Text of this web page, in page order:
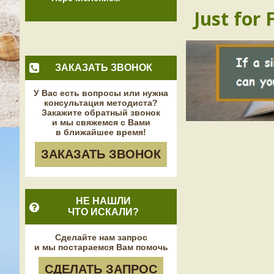
ЗАКАЗАТЬ ЗВОНОК
У Вас есть вопросы или нужна
консультация методиста?
Закажите обратный звонок
и мы свяжемся с Вами
в ближайшее время!
ЗАКАЗАТЬ ЗВОНОК
НЕ НАШЛИ
ЧТО ИСКАЛИ?
Сделайте нам запрос
и мы постараемся Вам помочь
СДЕЛАТЬ ЗАПРОС
Just for